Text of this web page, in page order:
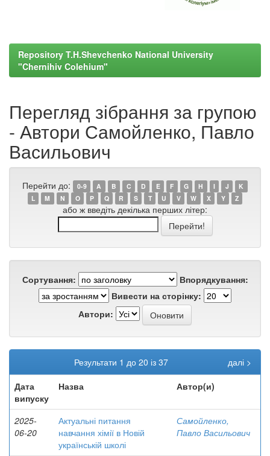
Repository T.H.Shevchenko National University
"Chernihiv Colehium"
Перегляд зібрання за групою
- Автори Самойленко, Павло
Васильович
Перейти до: 0-9 A B C D E F G H I J
K
L
M N O P Q R S T U V W X Y Z
або ж введіть декілька перших літер:
Сортування:
Впорядкування:
Вивести на сторінку:
Автори:
Результати 1 до 20 із 37
далі >
Дата
випуску
Назва Автор(и)
2025-
06-20
Актуальні питання
навчання хімії в Новій
українській школі
Самойленко,
Павло Васильович